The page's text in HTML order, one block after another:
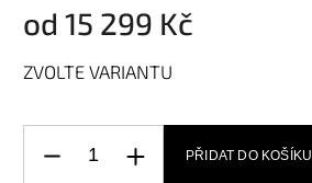
od 15 299 Kč
ZVOLTE VARIANTU
PŘIDAT DO KOŠÍKU